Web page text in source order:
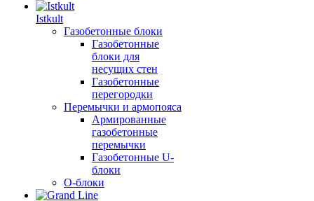
Istkult
Газобетонные блоки
Газобетонные
блоки для
несущих стен
Газобетонные
перегородки
Перемычки и армопояса
Армированные
газобетонные
перемычки
Газобетонные U-
блоки
О-блоки